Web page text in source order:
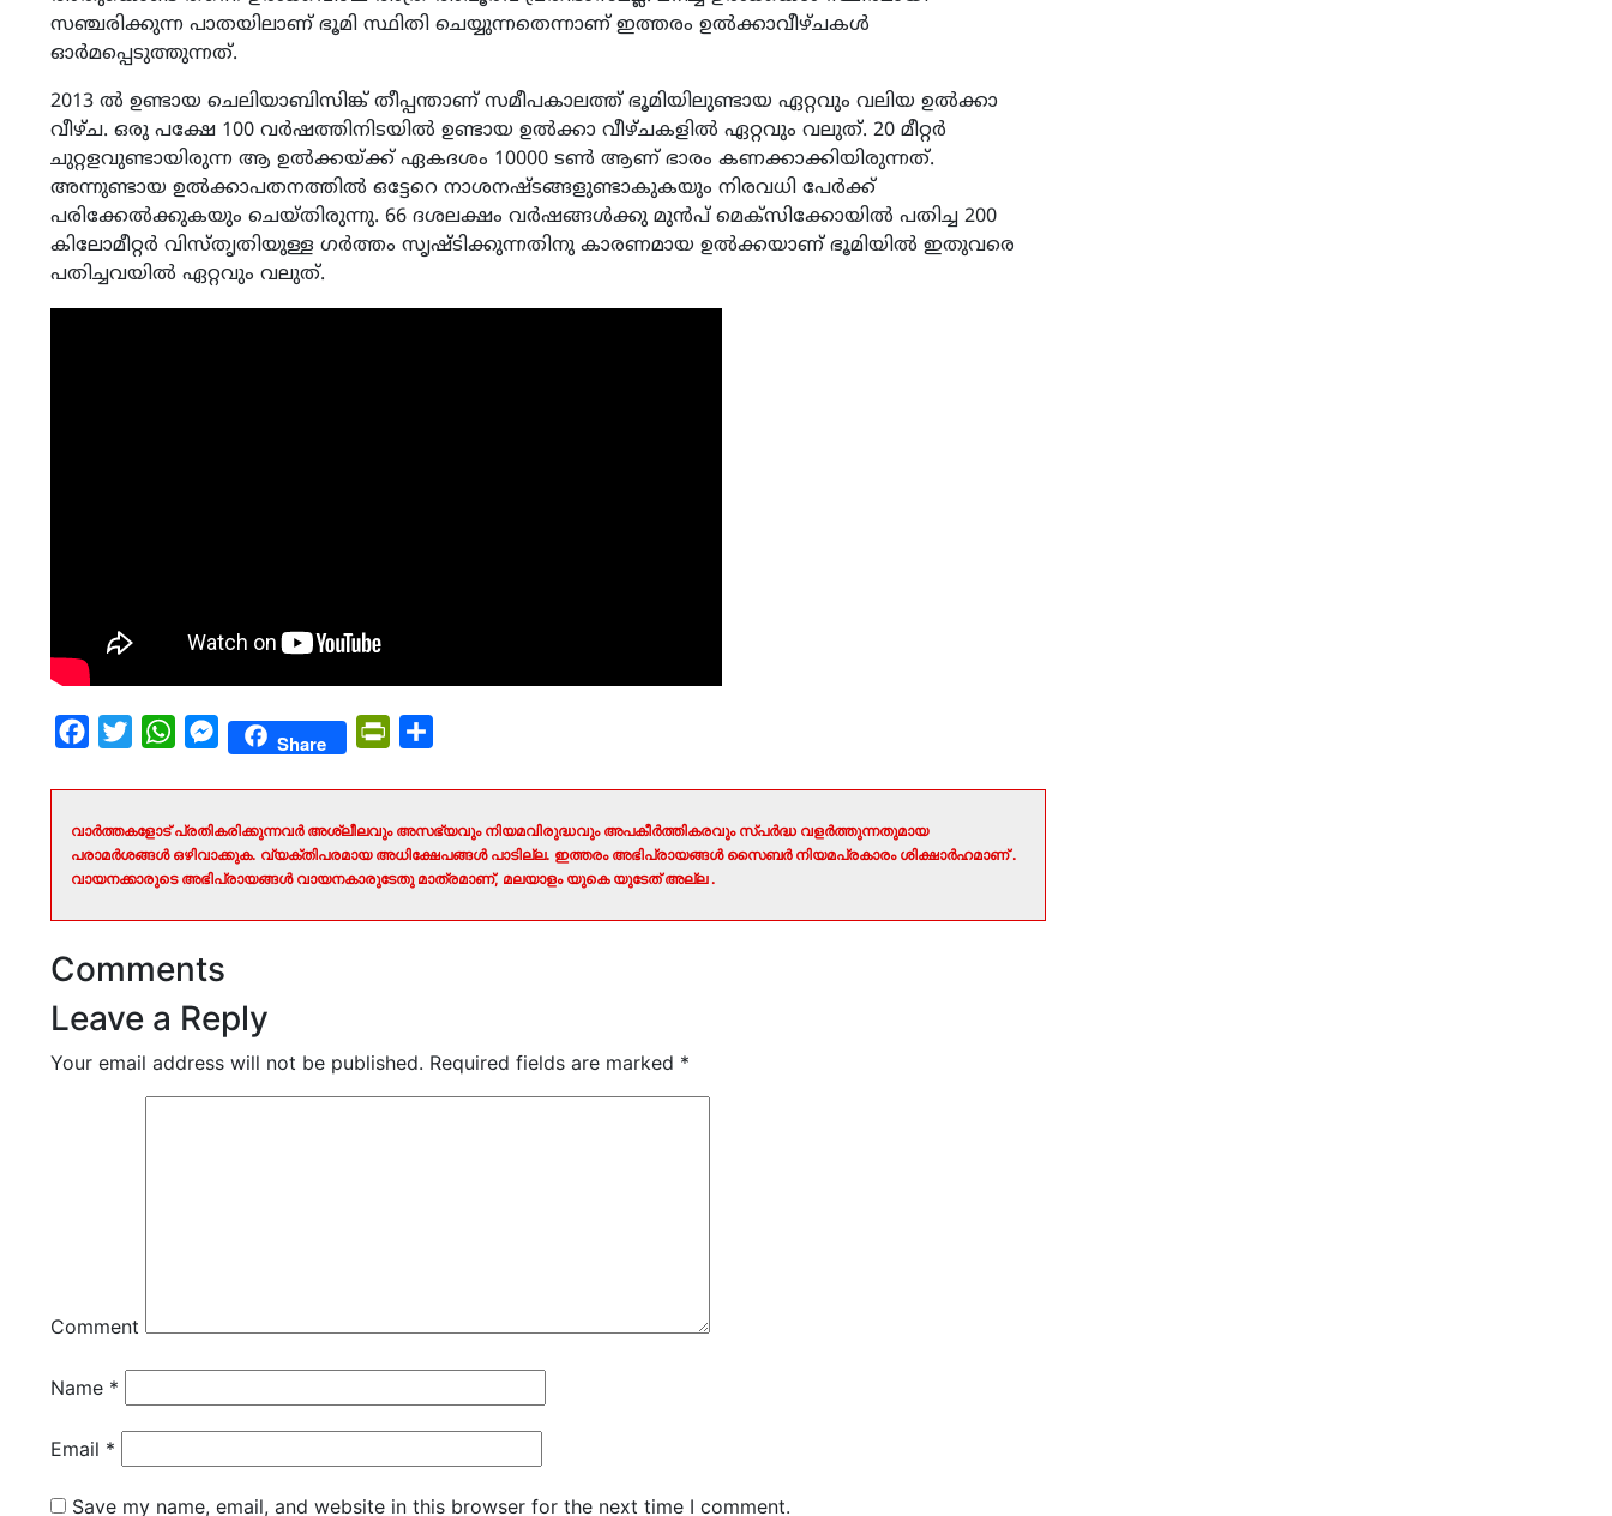
സഞ്ചരിക്കുന്ന പാതയിലാണ് ഭൂമി സ്ഥിതി ചെയ്യുന്നതെന്നാണ് ഇത്തരം ഉല്‍ക്കാവീഴ്ചകള്‍
ഓര്‍മപ്പെടുത്തുന്നത്.
2013 ല്‍ ഉണ്ടായ ചെലിയാബിസിങ്ക് തീപ്പന്താണ് സമീപകാലത്ത് ഭൂമിയിലുണ്ടായ ഏറ്റവും വലിയ ഉല്‍ക്കാ
വീഴ്ച. ഒരു പക്ഷേ 100 വര്‍ഷത്തിനിടയില്‍ ഉണ്ടായ ഉല്‍ക്കാ വീഴ്ചകളില്‍ ഏറ്റവും വലുത്. 20 മീറ്റര്‍
ചുറ്റളവുണ്ടായിരുന്ന ആ ഉല്‍ക്കയ്ക്ക് ഏകദശം 10000 ടണ്‍ ആണ് ഭാരം കണക്കാക്കിയിരുന്നത്.
അന്നുണ്ടായ ഉല്‍ക്കാപതനത്തില്‍ ഒട്ടേറെ നാശനഷ്ടങ്ങളുണ്ടാകുകയും നിരവധി പേര്‍ക്ക്
പരിക്കേല്‍ക്കുകയും ചെയ്തിരുന്നു. 66 ദശലക്ഷം വര്‍ഷങ്ങള്‍ക്കു മുന്‍പ് മെക്‌സിക്കോയില്‍ പതിച്ച 200
കിലോമീറ്റര്‍ വിസ്തൃതിയുള്ള ഗര്‍ത്തം സൃഷ്ടിക്കുന്നതിനു കാരണമായ ഉല്‍ക്കയാണ് ഭൂമിയില്‍ ഇതുവരെ
പതിച്ചവയില്‍ ഏറ്റവും വലുത്.
Facebook
Twitter WhatsAppMessengerShare PrintFriendly
വാർത്തകളോട് പ്രതികരിക്കുന്നവർ അശ്ലീലവും അസഭ്യവും നിയമവിരുദ്ധവും അപകീർത്തികരവും സ്പർദ്ധ വളർത്തുന്നതുമായ
പരാമർശങ്ങൾ ഒഴിവാക്കുക. വ്യക്തിപരമായ അധിക്ഷേപങ്ങൾ പാടില്ല. ഇത്തരം അഭിപ്രായങ്ങൾ സൈബർ നിയമപ്രകാരം ശിക്ഷാർഹമാണ് .
വായനക്കാരുടെ അഭിപ്രായങ്ങൾ വായനകാരുടേതു മാത്രമാണ്, മലയാളം യുകെ യുടേത് അല്ല .
Comments
Leave a Reply
Your email address will not be published. Required fields are marked *
Comment
Name *
Email *
Save my name, email, and website in this browser for the next time I comment.